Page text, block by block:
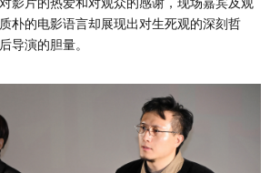
影片的热爱和对观众的感谢，现场嘉宾及观
朴的电影语言却展现出对生死观的深刻哲
导演的胆量。